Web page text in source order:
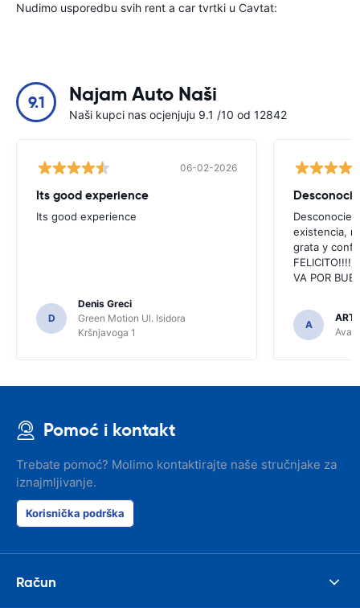
Nudimo usporedbu svih rent a car tvrtki u Cavtat:
9.1 Najam Auto Naši
Naši kupci nas ocjenjuju 9.1 /10 od 12842
06-02-2026
Its good experience
Its good experience
D
Denis Greci
Green Motion Ul. Isidora
Kršnjavoga 1
existencia,
grata y
FELICITO!!!!,
VA POR
A
Pomoć i kontakt
Trebate pomoć? Molimo kontaktirajte naše stručnjake za
iznajmljivanje.
Korisnička podrška
Račun